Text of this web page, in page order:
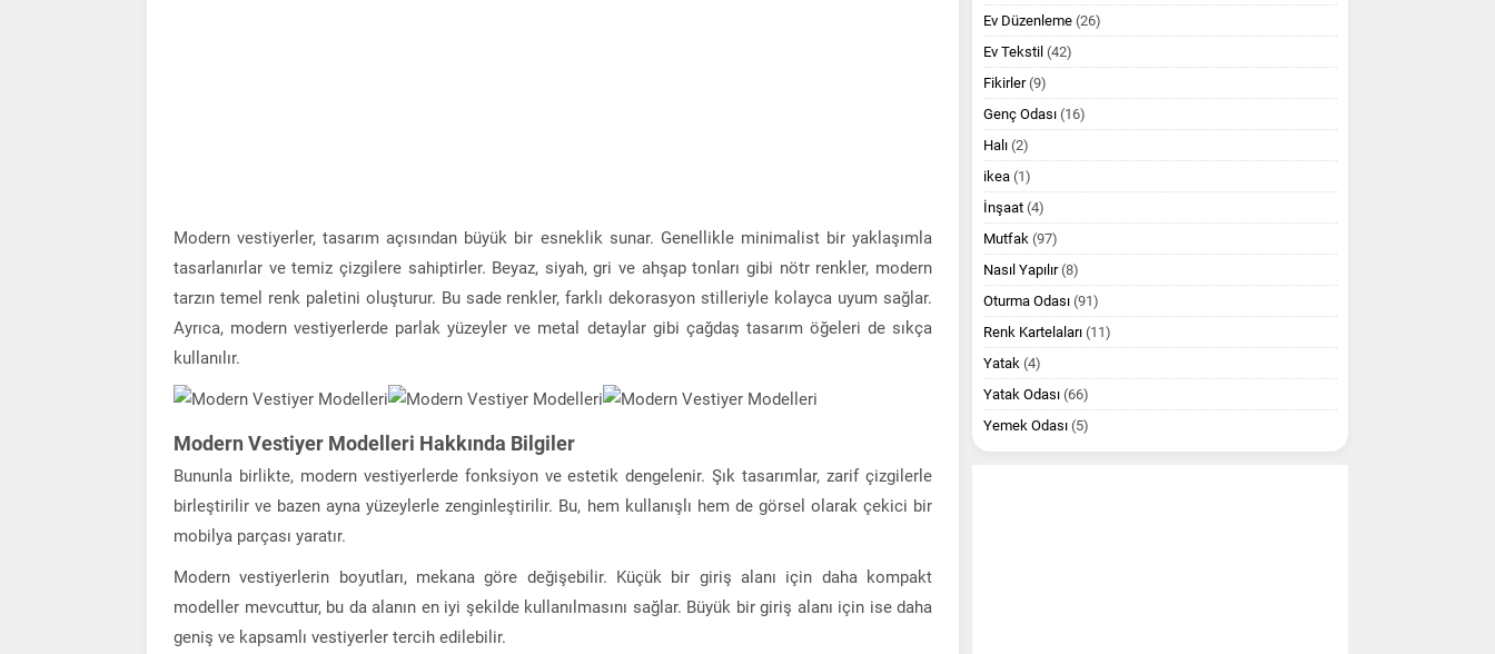
Modern vestiyerler, tasarım açısından büyük bir esneklik sunar. Genellikle minimalist bir yaklaşımla
tasarlanırlar ve temiz çizgilere sahiptirler. Beyaz, siyah, gri ve ahşap tonları gibi nötr renkler, modern
tarzın temel renk paletini oluşturur. Bu sade renkler, farklı dekorasyon stilleriyle kolayca uyum sağlar.
Ayrıca, modern vestiyerlerde parlak yüzeyler ve metal detaylar gibi çağdaş tasarım öğeleri de sıkça
kullanılır.
Modern Vestiyer Modelleri Hakkında Bilgiler
Bununla birlikte, modern vestiyerlerde fonksiyon ve estetik dengelenir. Şık tasarımlar, zarif çizgilerle
birleştirilir ve bazen ayna yüzeylerle zenginleştirilir. Bu, hem kullanışlı hem de görsel olarak çekici bir
mobilya parçası yaratır.
Modern vestiyerlerin boyutları, mekana göre değişebilir. Küçük bir giriş alanı için daha kompakt
modeller mevcuttur, bu da alanın en iyi şekilde kullanılmasını sağlar. Büyük bir giriş alanı için ise daha
geniş ve kapsamlı vestiyerler tercih edilebilir.
Ev Düzenleme (26)
Ev Tekstil (42)
Fikirler(9)
Genç Odası (16)
Halı (2)
ikea (1)
İnşaat (4)
Mutfak (97)
Nasıl Yapılır(8)
Oturma Odası (91)
Renk Kartelaları (11)
Yatak (4)
Yatak Odası (66)
Yemek Odası (5)